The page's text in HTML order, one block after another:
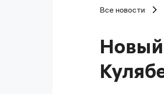
Все новости
Новый